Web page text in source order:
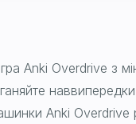
гра Anki Overdrive з
Anki Overdrive